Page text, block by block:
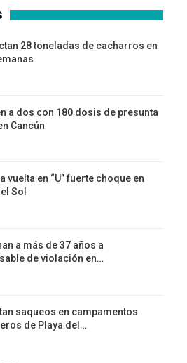
28 toneladas de cacharros en
a dos con 180 dosis de presunta
Cancún
vuelta en “U” fuerte choque en
Sol
a más de 37 años a
de violación en…
saqueos en campamentos
de Playa del…